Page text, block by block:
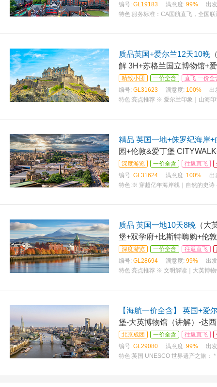
编号: GL19183 满意度: 99%
出
特色:服务标准：CA国航直飞，全国
质品英国+爱尔兰12天10晚
解 3H+苏格兰国立博物馆+
精致小团 一价全含
直飞 一价全
编号: GL31623 满意度: 100%
出
特色:亮点推荐 ※ 爱尔兰印象｜山海印
精品 英国一地+侏罗纪海岸+
园+伦敦&爱丁堡
深度游览 一价全含 往返直飞
编号: GL31624 满意度: 100%
出
特色: ※ 穿越亿年海岸线｜自然的史诗
质品 英国一地10天8晚 （大
堡+双学府+比斯特嗨购+伦
深度游览 一价全含 往返直飞
编号: GL28694 满意度: 99%
出
特色:亮点推荐 ※ 文明解读｜大英博
【海航一价全含】 英国+爱
堡-大英博物馆（讲解）-达
北京成团 一价全含 往返直飞
编号: GL29080 满意度: 99%
出
特色:英国 UNESCO 世界遗产之旅：